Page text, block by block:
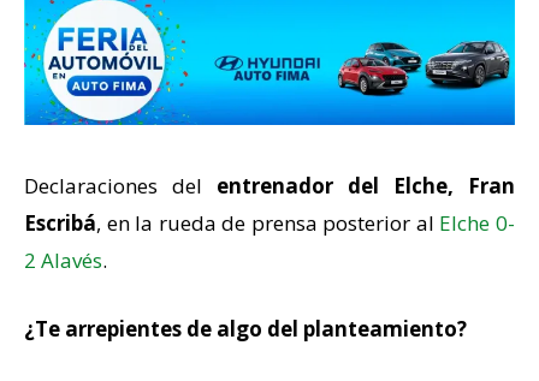
Declaraciones del entrenador del Elche, Fran
Escribá, en la rueda de prensa posterior al Elche 0-
2 Alavés.
¿Te arrepientes de algo del planteamiento?